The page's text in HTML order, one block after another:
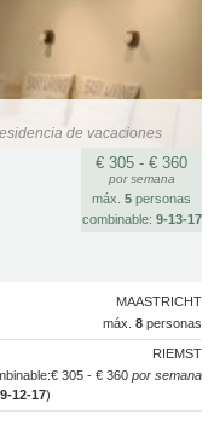
de vacaciones
€ 305 - € 360
por semana
máx. 5 personas
combinable: 9‑13‑17
MAASTRICHT
máx. 8 personas
RIEMST
€ 305 - € 360 por semana
9‑12‑17)